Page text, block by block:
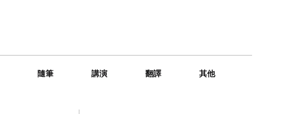
隨筆 講演 翻譯 其他